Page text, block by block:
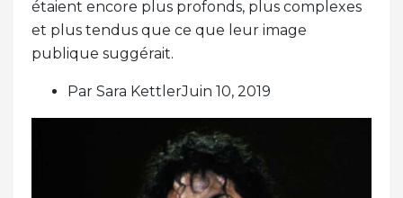
étaient encore plus profonds, plus complexes
et plus tendus que ce que leur image
publique suggérait.
Par Sara KettlerJuin 10, 2019